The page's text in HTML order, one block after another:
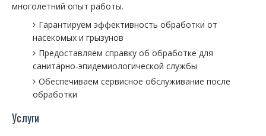
многолетний опыт работы.
Гарантируем эффективность обработки от
насекомых и грызунов
Предоставляем справку об обработке для
санитарно-эпидемиологической службы
Обеспечиваем сервисное обслуживание после
обработки
Услуги